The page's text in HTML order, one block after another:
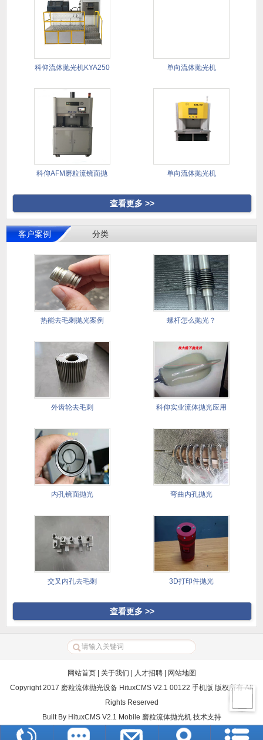
科仰流体抛光机KYA250 单向流体抛光机
科仰AFM磨粒流镜面抛 单向流体抛光机
查看更多 >>
客户案例 分类
热能去毛刺抛光案例 螺杆怎么抛光？
外齿轮去毛刺 科仰实业流体抛光应用
内孔镜面抛光 弯曲内孔抛光
交叉内孔去毛刺 3D打印件抛光
查看更多 >>
网站首页| 关于我们 人才招聘|
网站地图
Copyright 2017 磨粒流体抛光设备 HituxCMS V2.1 00122 手机版 版权所有 All
Rights Reserved
Built By HituxCMS V2.1 Mobile 磨粒流体抛光机技术支持